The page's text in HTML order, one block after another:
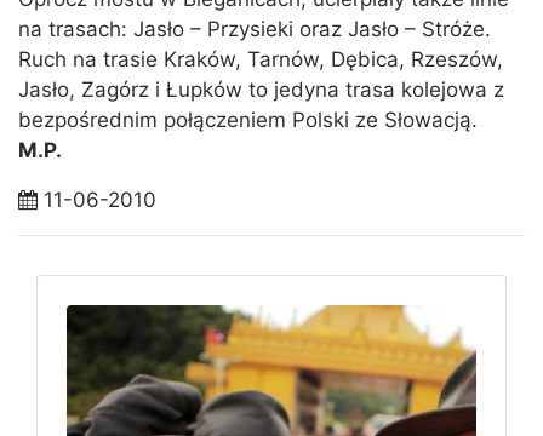
na trasach: Jasło – Przysieki oraz Jasło – Stróże.
Ruch na trasie Kraków, Tarnów, Dębica, Rzeszów,
Jasło, Zagórz i Łupków to jedyna trasa kolejowa z
bezpośrednim połączeniem Polski ze Słowacją.
M.P.
11-06-2010